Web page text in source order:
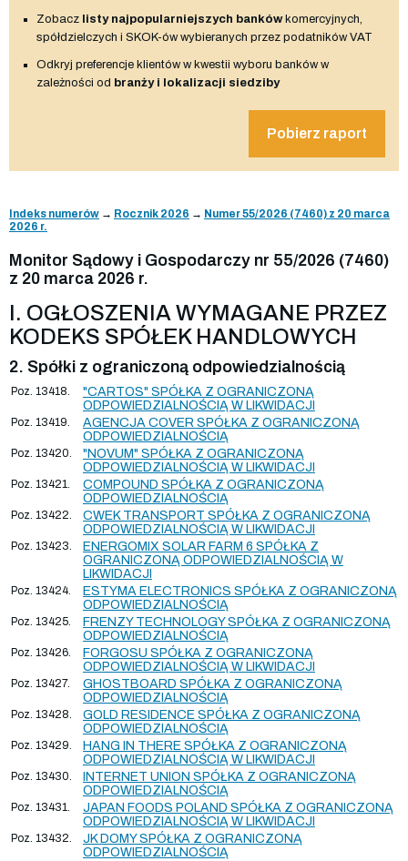
Zobacz listy najpopularniejszych bankówkomercyjnych,
spółdzielczych i SKOK-ów wybieranych przez podatników VAT
Odkryj preferencje klientów w kwestii wyboru banków w
zależności od branży i lokalizacji siedziby
Pobierz raport
Indeks numerów → Rocznik 2026 → Numer 55/2026 (7460) z 20 marca
2026 r.
Monitor Sądowy i Gospodarczy nr 55/2026 (7460)
z 20 marca 2026 r.
I. OGŁOSZENIA WYMAGANE PRZEZ
KODEKS SPÓŁEK HANDLOWYCH
2. Spółki z ograniczoną odpowiedzialnością
Poz. 13418.
"CARTOS" SPÓŁKA Z OGRANICZONĄ
ODPOWIEDZIALNOŚCIĄ W LIKWIDACJI
Poz. 13419.
AGENCJA COVER SPÓŁKA Z OGRANICZONĄ
ODPOWIEDZIALNOŚCIĄ
Poz. 13420.
"NOVUM" SPÓŁKA Z OGRANICZONĄ
ODPOWIEDZIALNOŚCIĄ W LIKWIDACJI
Poz. 13421.
COMPOUND SPÓŁKA Z OGRANICZONĄ
ODPOWIEDZIALNOŚCIĄ
Poz. 13422.
CWEK TRANSPORT SPÓŁKA Z OGRANICZONĄ
ODPOWIEDZIALNOŚCIĄ W LIKWIDACJI
Poz. 13423.
ENERGOMIX SOLAR FARM 6 SPÓŁKA Z
OGRANICZONĄ ODPOWIEDZIALNOŚCIĄ W
LIKWIDACJI
Poz. 13424.
ESTYMA ELECTRONICS SPÓŁKA Z OGRANICZONĄ
ODPOWIEDZIALNOŚCIĄ
Poz. 13425.
FRENZY TECHNOLOGY SPÓŁKA Z OGRANICZONĄ
ODPOWIEDZIALNOŚCIĄ
Poz. 13426.
FORGOSU SPÓŁKA Z OGRANICZONĄ
ODPOWIEDZIALNOŚCIĄ W LIKWIDACJI
Poz. 13427.
GHOSTBOARD SPÓŁKA Z OGRANICZONĄ
ODPOWIEDZIALNOŚCIĄ
Poz. 13428.
GOLD RESIDENCE SPÓŁKA Z OGRANICZONĄ
ODPOWIEDZIALNOŚCIĄ
Poz. 13429.
HANG IN THERE SPÓŁKA Z OGRANICZONĄ
ODPOWIEDZIALNOŚCIĄ W LIKWIDACJI
Poz. 13430.
INTERNET UNION SPÓŁKA Z OGRANICZONĄ
ODPOWIEDZIALNOŚCIĄ
Poz. 13431.
JAPAN FOODS POLAND SPÓŁKA Z OGRANICZONĄ
ODPOWIEDZIALNOŚCIĄ W LIKWIDACJI
Poz. 13432.
JK DOMY SPÓŁKA Z OGRANICZONĄ
ODPOWIEDZIALNOŚCIĄ